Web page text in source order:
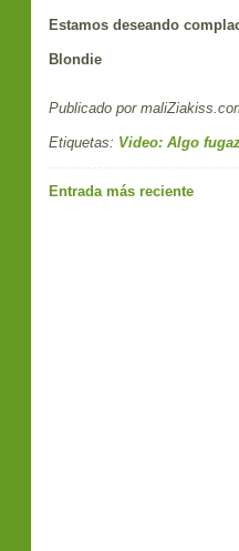
Estamos deseando
Blondie
Publicado por
Etiquetas: Video: Algo
Entrada más reciente